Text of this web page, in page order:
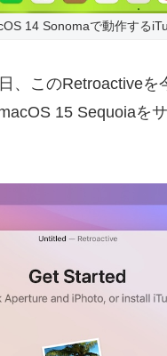
14 Sonomaで動作する
、このRetroactiveを
15 Sequoiaを